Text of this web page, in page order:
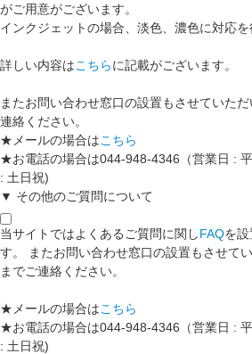
がご用意がございます。
インクジェットの場合、淡色、濃色に対応を
詳しい内容はこちらに記載がございます。
またお問い合わせ窓口の設置もさせていた
連絡ください。
★メールの場合はこちら
★お電話の場合は044-948-4346（営業日 :
: 土日祝)
▼ その他のご質問について
当サイトではよくあるご質問に関しFAQを
す。 またお問い合わせ窓口の設置もさせて
までご連絡ください。
★メールの場合はこちら
★お電話の場合は044-948-4346（営業日 :
: 土日祝)